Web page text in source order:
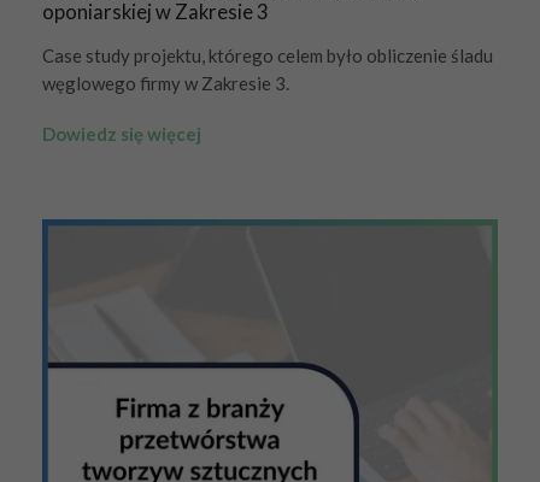
oponiarskiej w Zakresie 3
Case study projektu, którego celem było obliczenie śladu
węglowego firmy w Zakresie 3.
Dowiedz się więcej